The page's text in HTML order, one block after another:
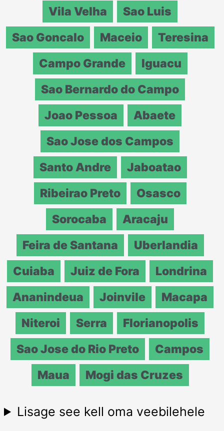
Vila Velha
Sao Luis
Sao Goncalo
Maceio
Teresina
Campo Grande
Iguacu
Sao Bernardo do Campo
Joao Pessoa
Abaete
Sao Jose dos Campos
Santo Andre
Jaboatao
Ribeirao Preto
Osasco
Sorocaba
Aracaju
Feira de Santana
Uberlandia
Cuiaba
Juiz de Fora
Londrina
Ananindeua
Joinvile
Macapa
Niteroi
Serra
Florianopolis
Sao Jose do Rio Preto
Campos
Maua
Mogi das Cruzes
Lisage see kell oma veebilehele